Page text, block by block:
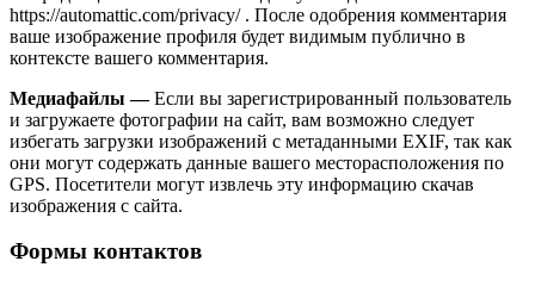
https://automattic.com/privacy/ . После одобрения комментария
ваше изображение профиля будет видимым публично в
контексте вашего комментария.
Медиафайлы —Если вы зарегистрированный пользователь
и загружаете фотографии на сайт, вам возможно следует
избегать загрузки изображений с метаданными EXIF, так как
они могут содержать данные вашего месторасположения по
GPS. Посетители могут извлечь эту информацию скачав
изображения с сайта.
Формы контактов